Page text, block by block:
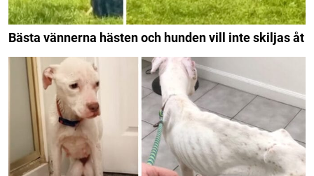
Bästa vännerna hästen och hunden vill inte skiljas åt